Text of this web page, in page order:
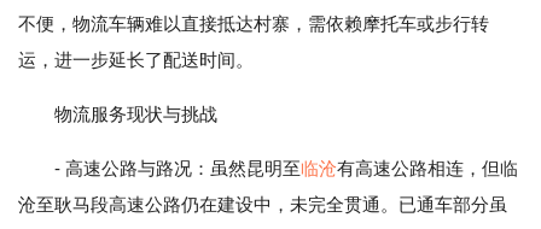
不便，物流车辆难以直接抵达村寨，需依赖摩托车或步行转
运，进一步延长了配送时间。
物流服务现状与挑战
- 高速公路与路况：虽然昆明至临沧有高速公路相连，但临
沧至耿马段高速公路仍在建设中，未完全贯通。已通车部分虽